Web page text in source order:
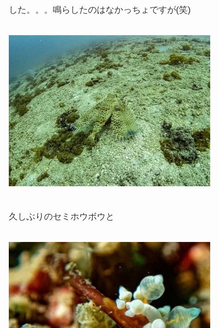
した。。。鳴らしたのはなかっちょですが(笑)
久しぶりのセミホウボウと